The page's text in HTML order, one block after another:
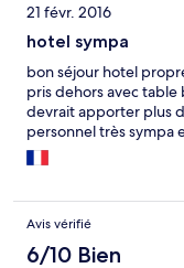
21 févr. 2016
hotel sympa
bon séjour hotel
pris dehors avec table
devrait apporter plus
personnel très sympa
Avis vérifié
6/10 Bien